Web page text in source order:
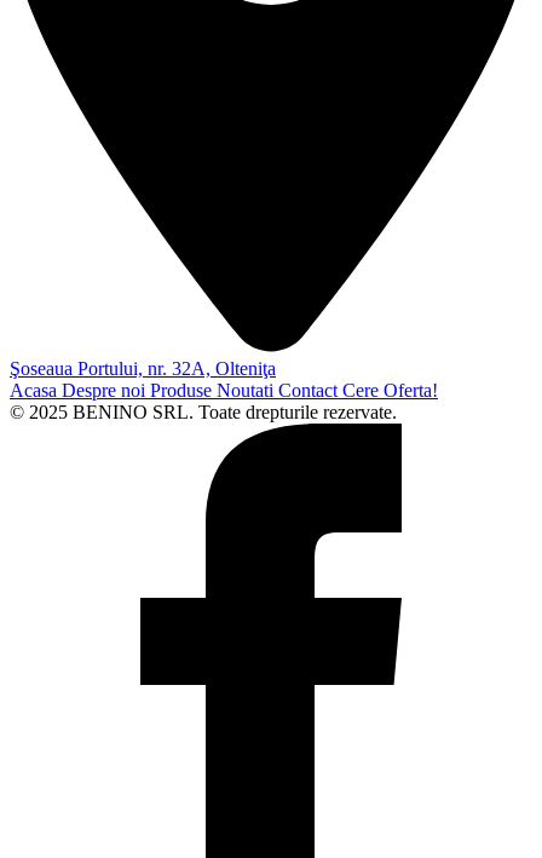
Şoseaua Portului, nr. 32A, Olteniţa
Acasa Despre noi Produse Noutati Contact Cere Oferta!
© 2025 BENINO SRL. Toate drepturile rezervate.